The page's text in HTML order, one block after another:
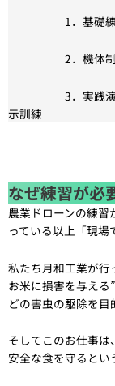
1．基礎練
2．機体制御
3．実践演習
示訓練
なぜ練習が必
農業ドローンの練習
っている以上「現場
私たち月和工業が行
お米に損害を与える
どの害虫の駆除を目
そしてこのお仕事
安全な食を守るとい